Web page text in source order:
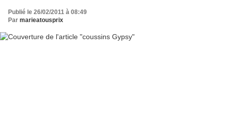
Publié le 26/02/2011 à 08:49
Par marieatousprix